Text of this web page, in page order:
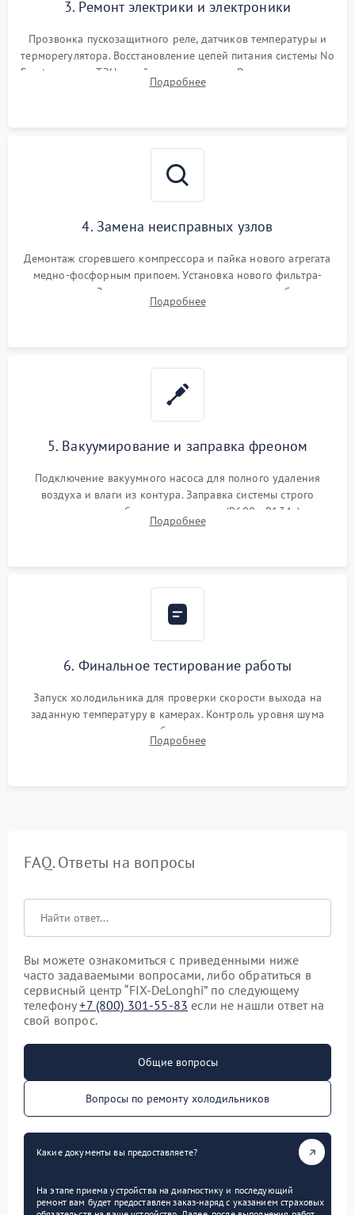
3. Ремонт электрики и электроники
Прозвонка пускозащитного реле, датчиков температуры и
терморегулятора. Восстановление цепей питания системы No
Frost, включая ТЭН оттайки и вентилятор. Ремонт или замена
платы управления при сбоях алгоритмов.
Подробнее
4. Замена неисправных узлов
Демонтаж сгоревшего компрессора и пайка нового агрегата
медно-фосфорным припоем. Установка нового фильтра-
осушителя. Замена изношенных вентиляторов обдува,
сломанных заслонок или поврежденных дверных петель.
Подробнее
5. Вакуумирование и заправка фреоном
Подключение вакуумного насоса для полного удаления
воздуха и влаги из контура. Заправка системы строго
дозированным объемом хладагента (R600a, R134a) по
электронным весам. Контроль рабочего давления в системе.
Подробнее
6. Финальное тестирование работы
Запуск холодильника для проверки скорости выхода на
заданную температуру в камерах. Контроль уровня шума
компрессора, отсутствия обмерзания стенок и корректного
срабатывания системы автоматической оттайки.
Подробнее
FAQ. Ответы на вопросы
Вы можете ознакомиться с приведенными ниже
часто задаваемыми вопросами, либо обратиться в
сервисный центр “FIX-DeLonghi” по следующему
телефону+7 (800) 301-55-83 если не нашли ответ на
свой вопрос.
Общие вопросы
Вопросы по ремонту холодильников
Какие документы вы предоставляете?
На этапе приема устройства на диагностику и последующий
ремонт вам будет предоставлен заказ-наряд с указанием страховых